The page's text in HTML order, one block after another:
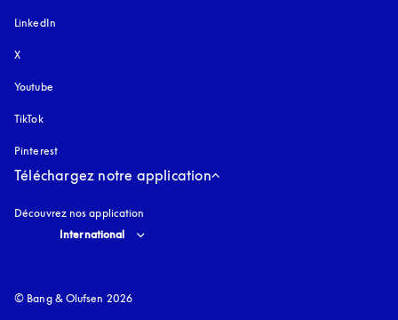
LinkedIn
X
Youtube
TikTok
Pinterest
Téléchargez notre application
Découvrez nos application
Select country and language
International
© Bang & Olufsen 2026